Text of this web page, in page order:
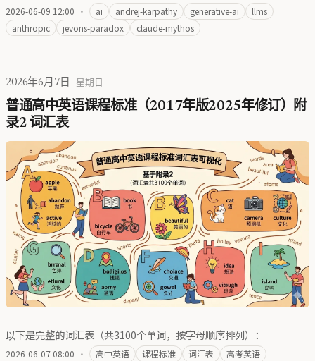
2026-06-09 12:00 · ai andrej-karpathy generative-ai
llms
anthropic
jevons-paradox claude-mythos
2026年6月7日 星期日
普通高中英语课程标准（2017年版2025年修订）附
录2 词汇表
以下是完整的词汇表（共3100个单词，按字母顺序排列）：
2026-06-07 08:00 · 高中英语 课程标准 词汇表
高考英语